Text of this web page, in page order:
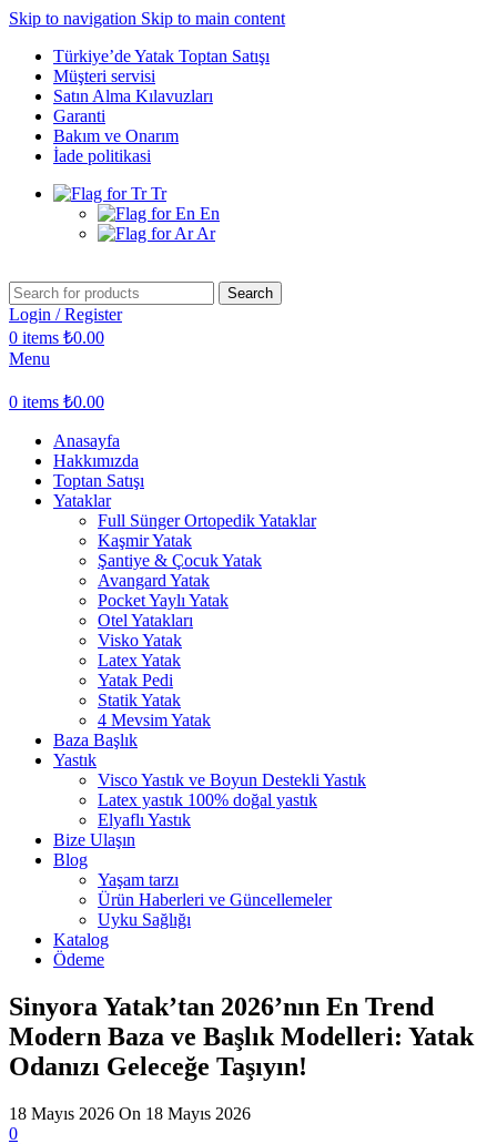
Skip to navigation Skip to main content
Türkiye’de Yatak Toptan Satışı
Müşteri servisi
Satın Alma Kılavuzları
Garanti
Bakım ve Onarım
İade politikasi
Tr
En
Ar
Search
Login / Register
0 items ₺0.00
Menu
0 items ₺0.00
Anasayfa
Hakkımızda
Toptan Satışı
Yataklar
Full Sünger Ortopedik Yataklar
Kaşmir Yatak
Şantiye & Çocuk Yatak
Avangard Yatak
Pocket Yaylı Yatak
Otel Yatakları
Visko Yatak
Latex Yatak
Yatak Pedi
Statik Yatak
4 Mevsim Yatak
Baza Başlık
Yastık
Visco Yastık ve Boyun Destekli Yastık
Latex yastık 100% doğal yastık
Elyaflı Yastık
Bize Ulaşın
Blog
Yaşam tarzı
Ürün Haberleri ve Güncellemeler
Uyku Sağlığı
Katalog
Ödeme
Sinyora Yatak’tan 2026’nın En Trend
Modern Baza ve Başlık Modelleri: Yatak
Odanızı Geleceğe Taşıyın!
18 Mayıs 2026 On 18 Mayıs 2026
0